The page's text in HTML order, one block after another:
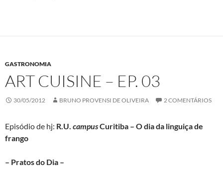
GASTRONOMIA
ART CUISINE – EP. 03
30/05/2012 BRUNO PROVENSI DE OLIVEIRA 2 COMENTÁRIOS
Episódio de hj: R.U. campusCuritiba – O dia da linguiça de
frango
– Pratos do Dia –